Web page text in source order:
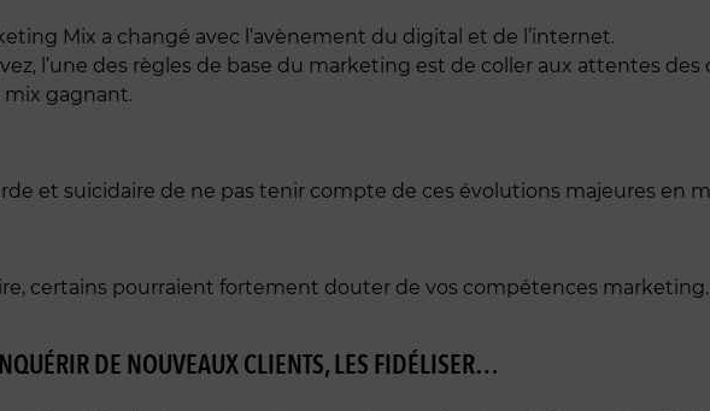
Mix a changé avec l’avènement du digital et de l’internet.
l’une des règles de base du marketing est de coller aux attentes
gagnant.
et suicidaire de ne pas tenir compte de ces évolutions majeures en
certains pourraient fortement douter de vos compétences
DE NOUVEAUX CLIENTS, LES FIDÉLISER…